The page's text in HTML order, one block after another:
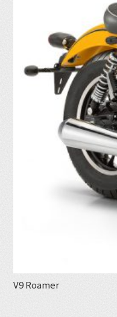
V9 Roamer